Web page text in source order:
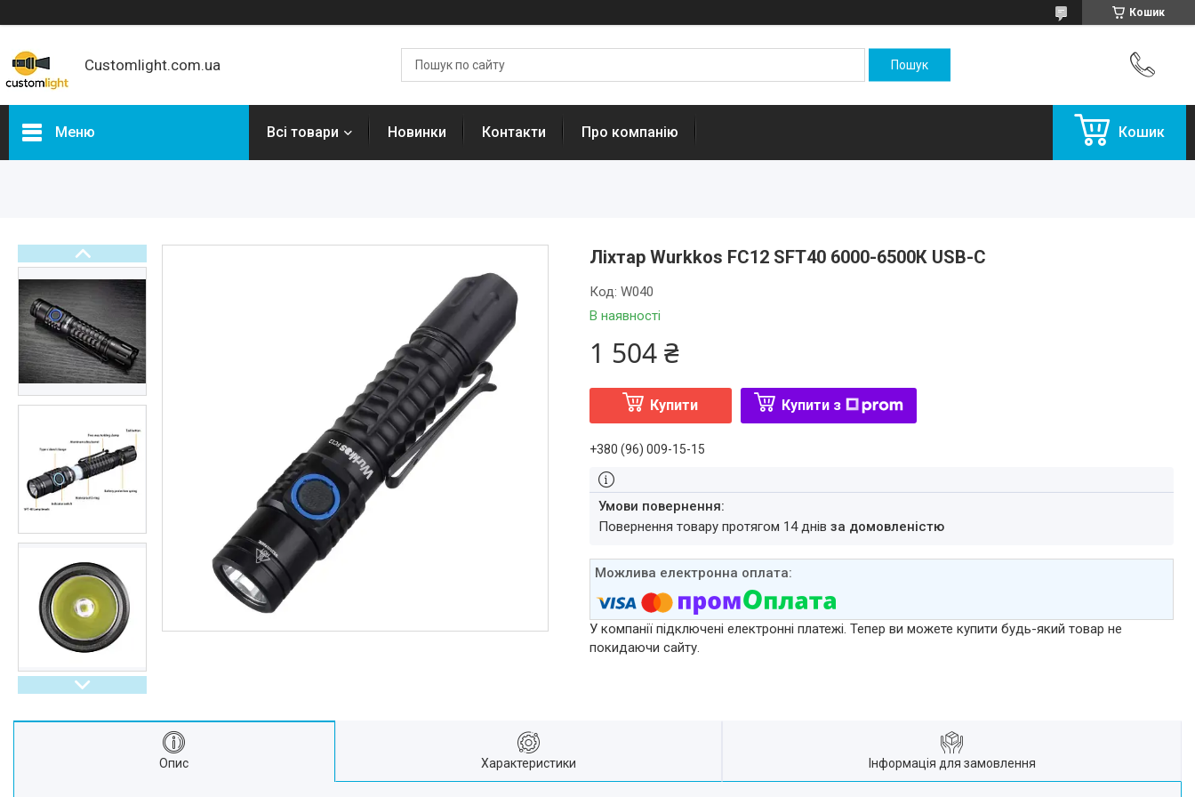
Кошик
Customlight.com.ua
Меню
Ліхтарі Convoy
Ліхтарі Wurkkos
Ліхтарі Sofirn
Ліхтарі Skilhunt
Ліхтарі Lumintop
Велосвітло
Інші ліхтарі
батарей
Акумулятори
Зарядні пристрої для
акумуляторів
велоаксесуари
Запчастини до ліхтарів
Аксесуари до ліхтарів
Розпродаж
Відгуки
Всі товари Новинки Контакти Про компанію Кошик
Ліхтар Wurkkos FC12 SFT40 6000-6500К USB-C
В наявності
Код: W040
1 504 ₴
Купити Купити з
+380 (96) 009-15-15
повернення товару протягом 14 днів за домовленістю
У компанії підключені електронні платежі. Тепер ви можете купити будь-який товар не
покидаючи сайту.
Опис Характеристики Інформація для замовлення